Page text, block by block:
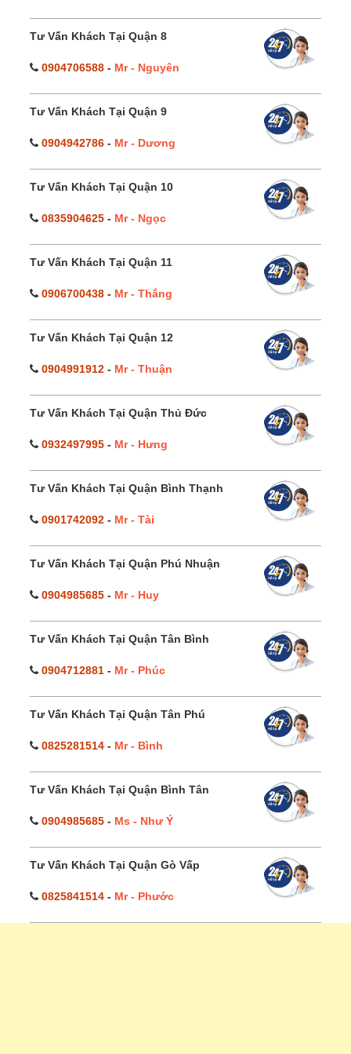
Tư Vấn Khách Tại Quận 8
0904706588 - Mr - Nguyên
Tư Vấn Khách Tại Quận 9
0904942786 - Mr - Dương
Tư Vấn Khách Tại Quận 10
0835904625 - Mr - Ngọc
Tư Vấn Khách Tại Quận 11
0906700438 - Mr - Thắng
Tư Vấn Khách Tại Quận 12
0904991912 - Mr - Thuận
Tư Vấn Khách Tại Quận Thủ Đức
0932497995 - Mr - Hưng
Tư Vấn Khách Tại Quận Bình Thạnh
0901742092 - Mr - Tài
Tư Vấn Khách Tại Quận Phú Nhuận
0904985685 - Mr - Huy
Tư Vấn Khách Tại Quận Tân Bình
0904712881 - Mr - Phúc
Tư Vấn Khách Tại Quận Tân Phú
0825281514 - Mr - Bình
Tư Vấn Khách Tại Quận Bình Tân
0904985685 - Ms - Như Ý
Tư Vấn Khách Tại Quận Gò Vấp
0825841514 - Mr - Phước